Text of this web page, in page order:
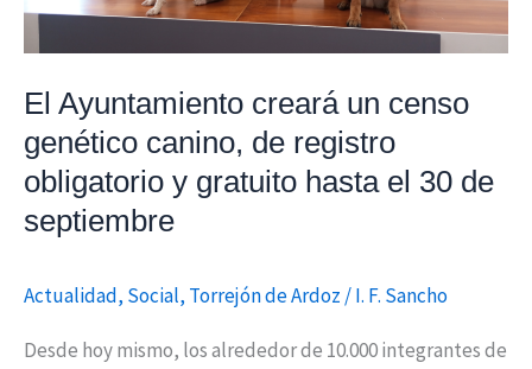
El Ayuntamiento creará un censo
genético canino, de registro
obligatorio y gratuito hasta el 30 de
septiembre
Actualidad, Social, Torrejón de Ardoz /I. F. Sancho
Desde hoy mismo, los alrededor de 10.000 integrantes de
registro
obligatorio
y
gratuito
hasta
el
30
septiembre